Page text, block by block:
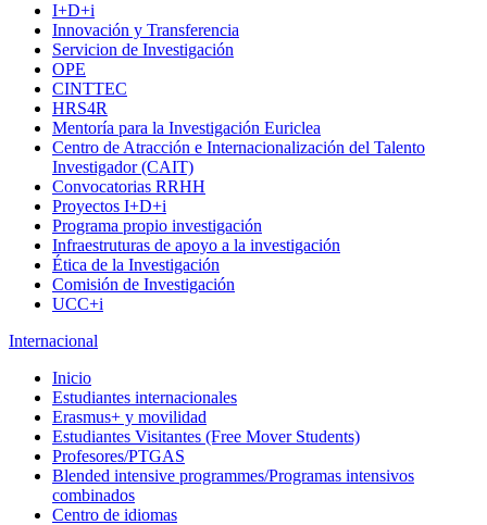
I+D+i
Innovación y Transferencia
Servicion de Investigación
OPE
CINTTEC
HRS4R
Mentoría para la Investigación Euriclea
Centro de Atracción e Internacionalización del Talento
Investigador (CAIT)
Convocatorias RRHH
Proyectos I+D+i
Programa propio investigación
Infraestruturas de apoyo a la investigación
Ética de la Investigación
Comisión de Investigación
UCC+i
Internacional
Inicio
Estudiantes internacionales
Erasmus+ y movilidad
Estudiantes Visitantes (Free Mover Students)
Profesores/PTGAS
Blended intensive programmes/Programas intensivos
combinados
Centro de idiomas